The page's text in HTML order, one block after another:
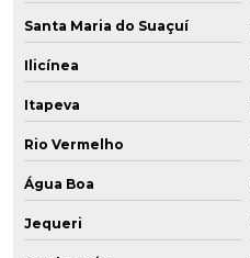
Santa Maria do Suaçuí
Ilicínea
Itapeva
Rio Vermelho
Água Boa
Jequeri